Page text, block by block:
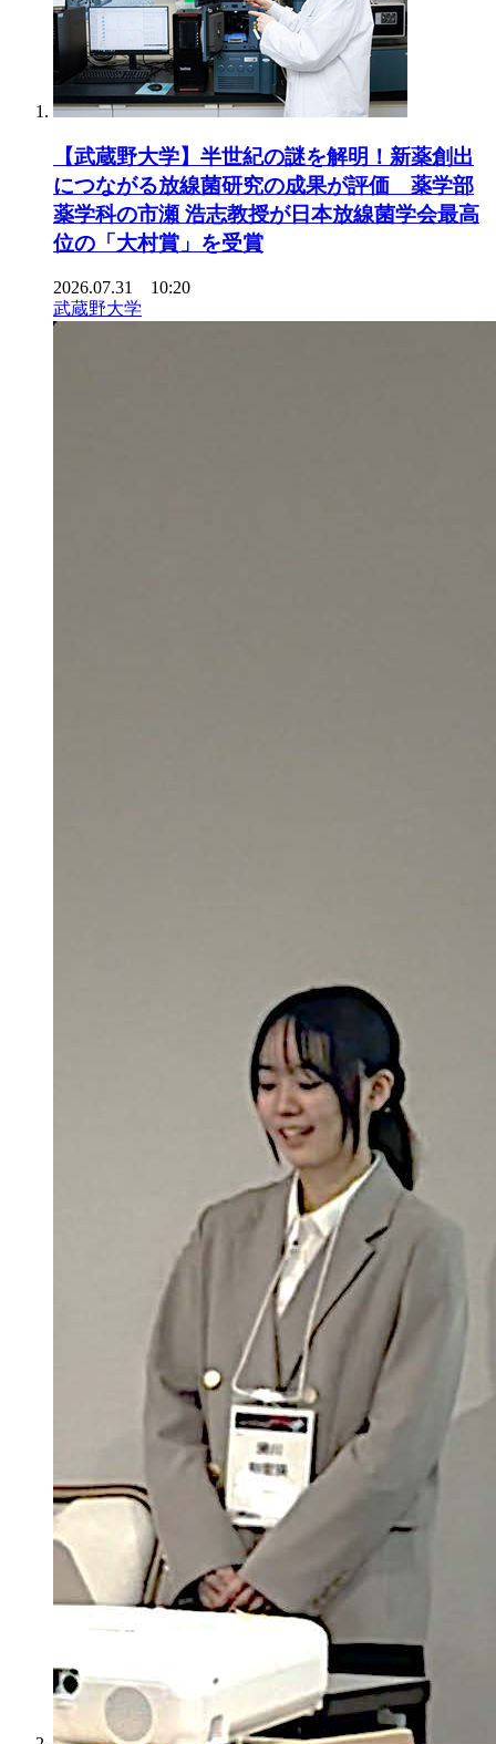
【武蔵野大学】半世紀の謎を解明！新薬創出
につながる放線菌研究の成果が評価 薬学部
薬学科の市瀬 浩志教授が日本放線菌学会最高
位の「大村賞」を受賞
2026.07.31 10:20
武蔵野大学